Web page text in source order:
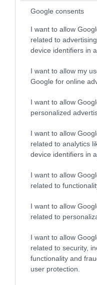
Google consents
I want to allow
related to
device identifiers in
I want to allow my
Google for online
I want to allow
personalized
I want to allow
related to analytics
device identifiers in
I want to allow
related to
I want to allow
related to
I want to allow
related to security,
functionality and
user protection.
PRONEWS.GR /ΚΟΙΝΩΝΙΑ
Πάτρα: Γυναίκα
από αγέλη
το νοσοκομείο
05.08.2026 | 08:53
PRONEWS.GR /ΚΟΙΝΩΝΙΑ